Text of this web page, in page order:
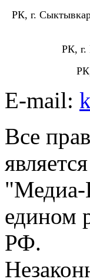
РК, г.
РК, г.
E-mail:
Все
"Медиа-
едином
РФ.